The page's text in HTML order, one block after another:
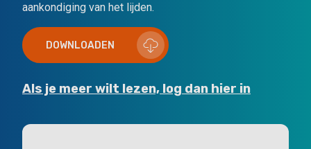
aankondiging van het lijden.
DOWNLOADEN
Als je meer wilt lezen, log dan hier in